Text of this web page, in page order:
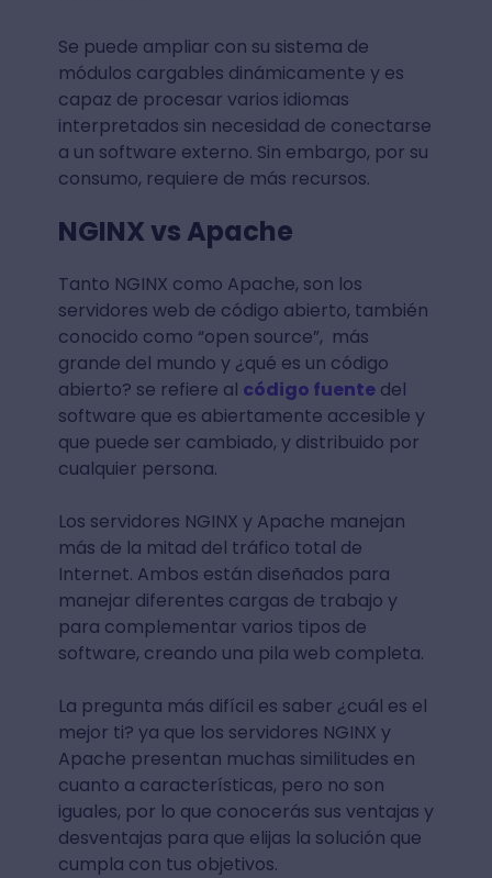
Se puede ampliar con su sistema de
módulos cargables dinámicamente y es
capaz de procesar varios idiomas
interpretados sin necesidad de conectarse
a un software externo. Sin embargo, por su
consumo, requiere de más recursos.
NGINX vs Apache
Tanto NGINX como Apache, son los
servidores web de código abierto, también
conocido como “open source”, más
grande del mundo y ¿qué es un código
abierto? se refiere al código fuentedel
software que es abiertamente accesible y
que puede ser cambiado, y distribuido por
cualquier persona.
Los servidores NGINX y Apache manejan
más de la mitad del tráfico total de
Internet. Ambos están diseñados para
manejar diferentes cargas de trabajo y
para complementar varios tipos de
software, creando una pila web completa.
La pregunta más difícil es saber ¿cuál es el
mejor ti? ya que los servidores NGINX y
Apache presentan muchas similitudes en
cuanto a características, pero no son
iguales, por lo que conocerás sus ventajas y
desventajas para que elijas la solución que
cumpla con tus objetivos.